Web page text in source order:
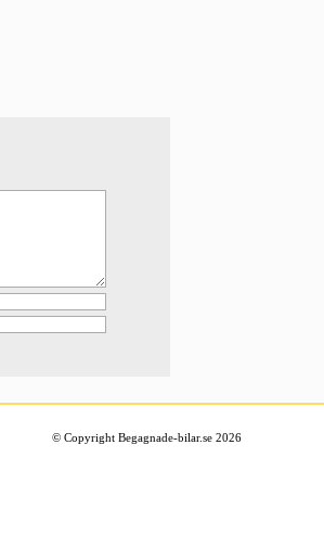
©Copyright Begagnade-bilar.se 2026